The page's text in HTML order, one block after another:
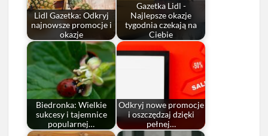
Lidl Gazetka: Odkryj
najnowsze promocje i
okazje
Gazetka Lidl -
Najlepsze okazje
tygodnia czekają na
Ciebie
Biedronka: Wielkie
sukcesy i tajemnice
popularnej…
Odkryj nowe promocje
i oszczędzaj dzięki
pełnej…